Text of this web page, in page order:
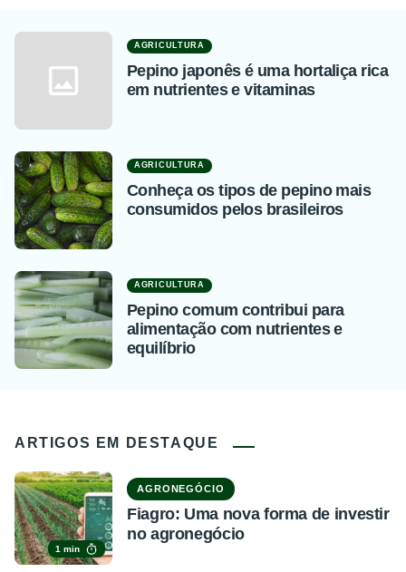
AGRICULTURA
Pepino japonês é uma hortaliça rica
em nutrientes e vitaminas
AGRICULTURA
Conheça os tipos de pepino mais
consumidos pelos brasileiros
AGRICULTURA
Pepino comum contribui para
alimentação com nutrientes e
equilíbrio
ARTIGOS EM DESTAQUE
1 min
AGRONEGÓCIO
Fiagro: Uma nova forma de investir
no agronegócio